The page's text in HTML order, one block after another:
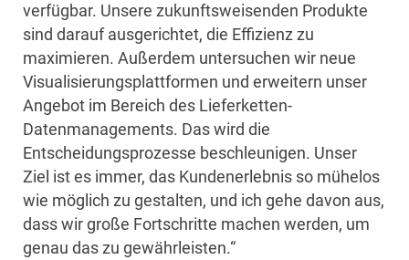
verfügbar. Unsere zukunftsweisenden Produkte
sind darauf ausgerichtet, die Effizienz zu
maximieren. Außerdem untersuchen wir neue
Visualisierungsplattformen und erweitern unser
Angebot im Bereich des Lieferketten-
Datenmanagements. Das wird die
Entscheidungsprozesse beschleunigen. Unser
Ziel ist es immer, das Kundenerlebnis so mühelos
wie möglich zu gestalten, und ich gehe davon aus,
dass wir große Fortschritte machen werden, um
genau das zu gewährleisten.“